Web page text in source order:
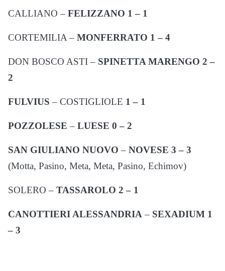
CALLIANO – FELIZZANO 1 – 1
CORTEMILIA – MONFERRATO 1 – 4
DON BOSCO ASTI – SPINETTA MARENGO 2 –
2
FULVIUS – COSTIGLIOLE 1 – 1
POZZOLESE – LUESE 0 – 2
SAN GIULIANO NUOVO – NOVESE 3 – 3
(Motta, Pasino, Meta, Meta, Pasino, Echimov)
SOLERO – TASSAROLO 2 – 1
CANOTTIERI ALESSANDRIA – SEXADIUM 1
– 3